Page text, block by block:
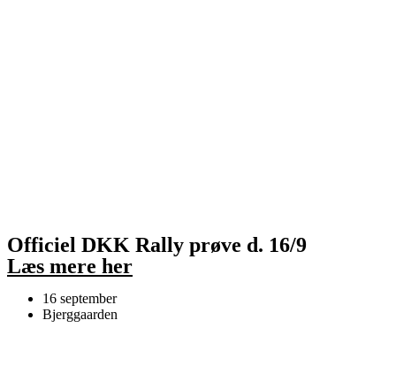
Officiel DKK Rally prøve d. 16/9
Læs mere her
16 september
Bjerggaarden